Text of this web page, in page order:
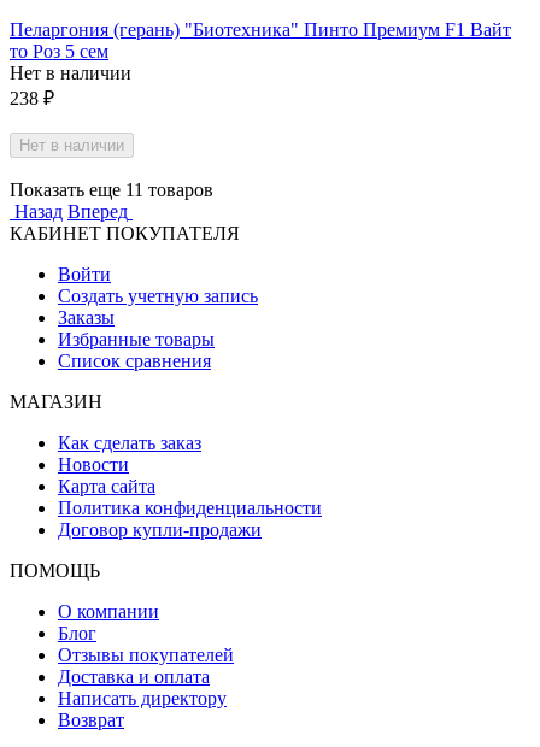
Пеларгония (герань) "Биотехника" Пинто Премиум F1 Вайт
то Роз 5 сем
Нет в наличии
238 ₽
Нет в наличии
Показать еще 11 товаров
Назад Вперед
КАБИНЕТ ПОКУПАТЕЛЯ
Войти
Создать учетную запись
Заказы
Избранные товары
Список сравнения
МАГАЗИН
Как сделать заказ
Новости
Карта сайта
Политика конфиденциальности
Договор купли-продажи
ПОМОЩЬ
О компании
Блог
Отзывы покупателей
Доставка и оплата
Написать директору
Возврат